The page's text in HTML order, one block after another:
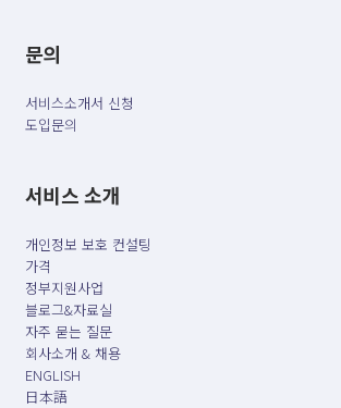
문의
서비스소개서 신청
도입문의
서비스 소개
개인정보 보호 컨설팅
가격
정부지원사업
블로그&자료실
자주 묻는 질문
회사소개 & 채용
ENGLISH
日本語